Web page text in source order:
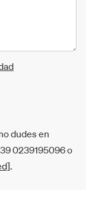
dudes en
0239195096 o
.